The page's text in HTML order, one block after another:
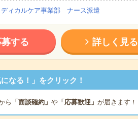
ィカルケア事業部 ナース派遣
募する 詳しく見る
なる！」をクリック！
ら 「面談確約」 や「応募歓迎」 が届きます！